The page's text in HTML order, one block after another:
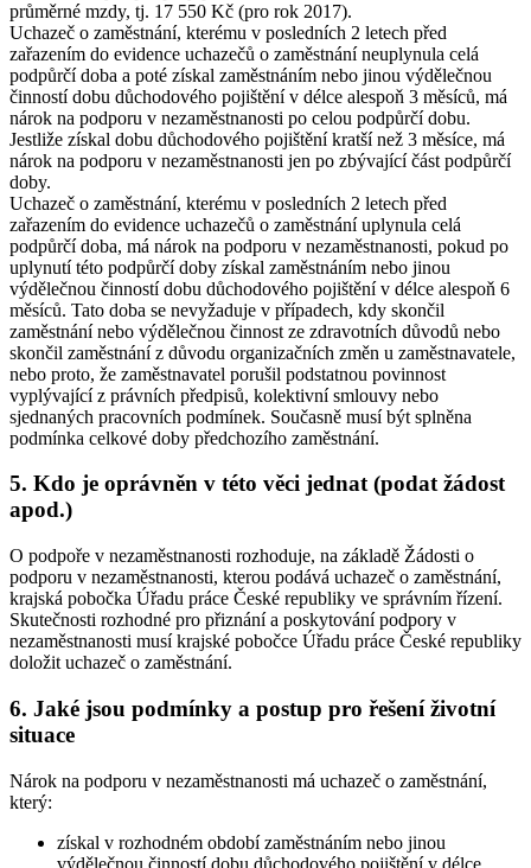
průměrné mzdy, tj. 17 550 Kč (pro rok 2017).
Uchazeč o zaměstnání, kterému v posledních 2 letech před
zařazením do evidence uchazečů o zaměstnání neuplynula celá
podpůrčí doba a poté získal zaměstnáním nebo jinou výdělečnou
činností dobu důchodového pojištění v délce alespoň 3 měsíců, má
nárok na podporu v nezaměstnanosti po celou podpůrčí dobu.
Jestliže získal dobu důchodového pojištění kratší než 3 měsíce, má
nárok na podporu v nezaměstnanosti jen po zbývající část podpůrčí
doby.
Uchazeč o zaměstnání, kterému v posledních 2 letech před
zařazením do evidence uchazečů o zaměstnání uplynula celá
podpůrčí doba, má nárok na podporu v nezaměstnanosti, pokud po
uplynutí této podpůrčí doby získal zaměstnáním nebo jinou
výdělečnou činností dobu důchodového pojištění v délce alespoň 6
měsíců. Tato doba se nevyžaduje v případech, kdy skončil
zaměstnání nebo výdělečnou činnost ze zdravotních důvodů nebo
skončil zaměstnání z důvodu organizačních změn u zaměstnavatele,
nebo proto, že zaměstnavatel porušil podstatnou povinnost
vyplývající z právních předpisů, kolektivní smlouvy nebo
sjednaných pracovních podmínek. Současně musí být splněna
podmínka celkové doby předchozího zaměstnání.
5. Kdo je oprávněn v této věci jednat (podat žádost
apod.)
O podpoře v nezaměstnanosti rozhoduje, na základě Žádosti o
podporu v nezaměstnanosti, kterou podává uchazeč o zaměstnání,
krajská pobočka Úřadu práce České republiky ve správním řízení.
Skutečnosti rozhodné pro přiznání a poskytování podpory v
nezaměstnanosti musí krajské pobočce Úřadu práce České republiky
doložit uchazeč o zaměstnání.
6. Jaké jsou podmínky a postup pro řešení životní
situace
Nárok na podporu v nezaměstnanosti má uchazeč o zaměstnání,
který:
získal v rozhodném období zaměstnáním nebo jinou
výdělečnou činností dobu důchodového pojištění v délce